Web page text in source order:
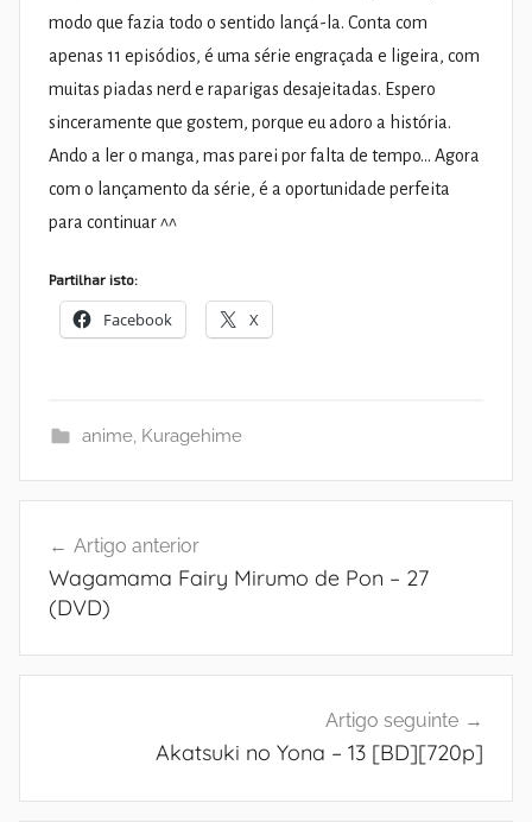
modo que fazia todo o sentido lançá-la. Conta com
apenas 11 episódios, é uma série engraçada e ligeira, com
muitas piadas nerd e raparigas desajeitadas. Espero
sinceramente que gostem, porque eu adoro a história.
Ando a ler o manga, mas parei por falta de tempo… Agora
com o lançamento da série, é a oportunidade perfeita
para continuar ^^
Partilhar isto:
Facebook X
anime, Kuragehime
de
artigos
Artigo anterior
Wagamama Fairy Mirumo de Pon – 27
(DVD)
Artigo seguinte
Akatsuki no Yona – 13 [BD][720p]